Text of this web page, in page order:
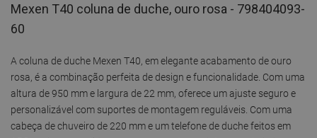
Mexen T40 coluna de duche, ouro rosa - 798404093-
60
A coluna de duche Mexen T40, em elegante acabamento de ouro
rosa, é a combinação perfeita de design e funcionalidade. Com uma
altura de 950 mm e largura de 22 mm, oferece um ajuste seguro e
personalizável com suportes de montagem reguláveis. Com uma
cabeça de chuveiro de 220 mm e um telefone de duche feitos em